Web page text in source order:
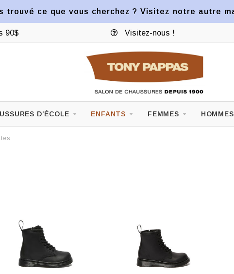
trouvé ce que vous cherchez ? Visitez notre autre
90$ Visitez-nous !
D’ÉCOLE ENFANTS FEMMES HOMMES